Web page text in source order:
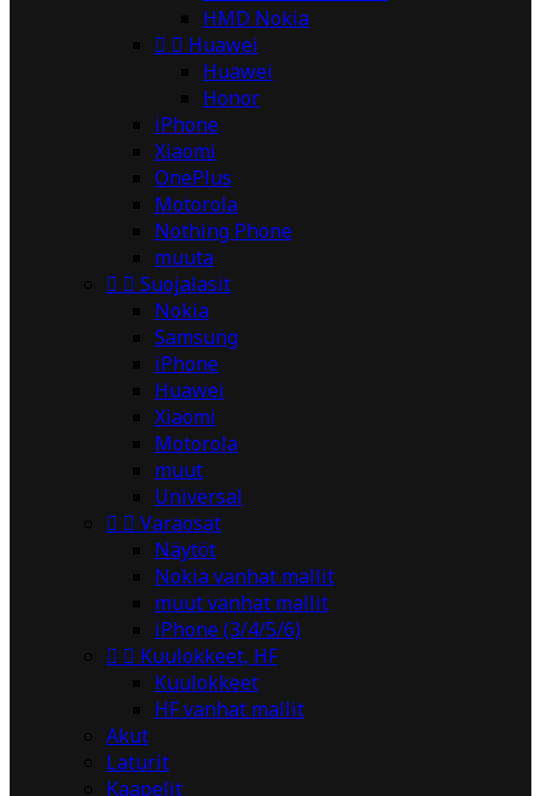
HMD Nokia
  Huawei
Huawei
Honor
iPhone
Xiaomi
OnePlus
Motorola
Nothing Phone
muuta
  Suojalasit
Nokia
Samsung
iPhone
Huawei
Xiaomi
Motorola
muut
Universal
  Varaosat
Näytöt
Nokia vanhat mallit
muut vanhat mallit
iPhone (3/4/5/6)
  Kuulokkeet, HF
Kuulokkeet
HF vanhat mallit
Akut
Laturit
Kaapelit